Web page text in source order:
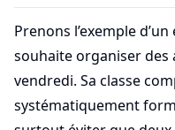
Prenons l’exemple
souhaite organiser des
vendredi. Sa classe
systématiquement